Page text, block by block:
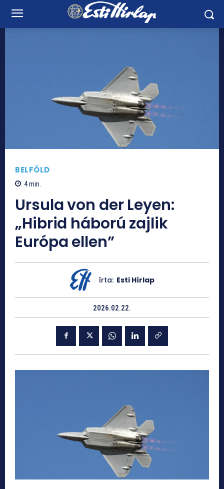
BELFÖLD
4min.
Ursula von der Leyen:
„Hibrid háború zajlik
Európa ellen”
írta: Esti Hírlap
2026.02.22.